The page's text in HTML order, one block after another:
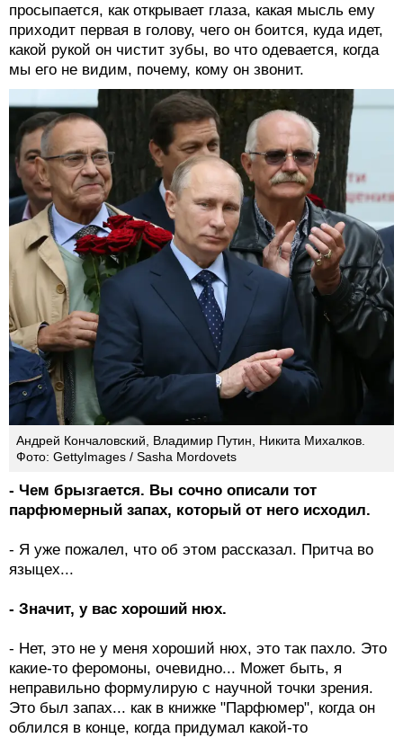
просыпается, как открывает глаза, какая мысль ему
приходит первая в голову, чего он боится, куда идет,
какой рукой он чистит зубы, во что одевается, когда
мы его не видим, почему, кому он звонит.
Андрей Кончаловский, Владимир Путин, Никита Михалков.
Фото: GettyImages / Sasha Mordovets
- Чем брызгается. Вы сочно описали тот
парфюмерный запах, который от него исходил.
- Я уже пожалел, что об этом рассказал. Притча во
языцех...
- Значит, у вас хороший нюх.
- Нет, это не у меня хороший нюх, это так пахло. Это
какие-то феромоны, очевидно... Может быть, я
неправильно формулирую с научной точки зрения.
Это был запах... как в книжке "Парфюмер", когда он
облился в конце, когда придумал какой-то